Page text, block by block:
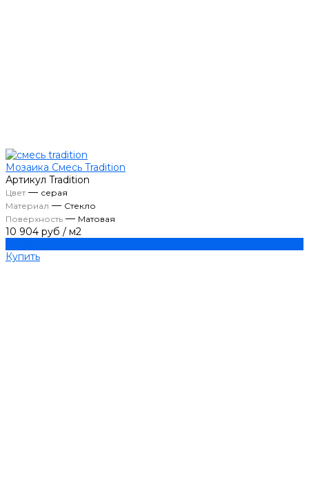
Мозаика Смесь Tradition
Артикул Tradition
Цвет— серая
Материал — Стекло
Поверхность — Матовая
10 904 руб / м2
Купить